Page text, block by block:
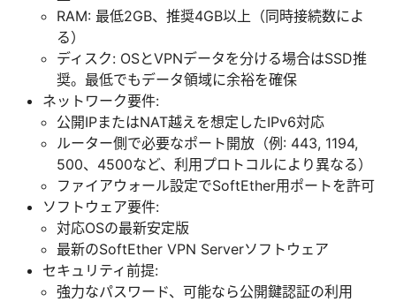
RAM: 最低2GB、推奨4GB以上（同時接続数によ
る）
ディスク: OSとVPNデータを分ける場合はSSD推
奨。最低でもデータ領域に余裕を確保
ネットワーク要件:
公開IPまたはNAT越えを想定したIPv6対応
ルーター側で必要なポート開放（例: 443, 1194,
500、4500など、利用プロトコルにより異なる）
ファイアウォール設定でSoftEther用ポートを許可
ソフトウェア要件:
対応OSの最新安定版
最新のSoftEther VPN Serverソフトウェア
セキュリティ前提:
強力なパスワード、可能なら公開鍵認証の利用